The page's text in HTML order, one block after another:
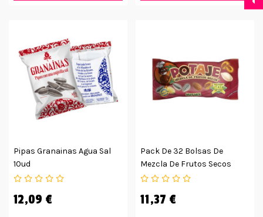
Pipas Granainas Agua Sal
10ud
12,09 €
Pack De 32 Bolsas De
Mezcla De Frutos Secos
Potaje
11,37 €